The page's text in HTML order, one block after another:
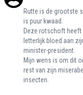
Rutte is de grootste
is puur kwaad.
Deze rotschoft heeft
letterlijk bloed aan
minister-president.
Mijn wens is om dit
rest van zijn
insecten.